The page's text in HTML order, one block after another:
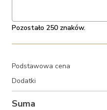
Pozostało 250 znaków.
Podstawowa cena
Dodatki
Suma